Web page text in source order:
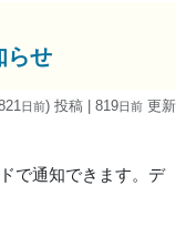
らせ
日前) 投稿 | 819日前 更新
で通知できます。デ